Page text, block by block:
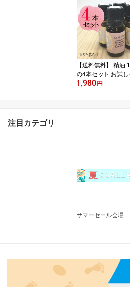
ト 真正 花 種 ハー
スプレー マッサー
ル 香水 芳香剤 柔軟
浴剤 お香 虫除け サ
バスソルト アロマ
ドル 睡眠 ポプリ ピ
ミスト などに
【送料無料】 精油
の4本セット お試し
ト アロマ 香り エッ
1,980円
注目カテゴリ
サマーセール会場